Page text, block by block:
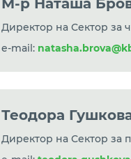
Директор на Сектор за
e-mail:
Теодора
Директор на Сектор за